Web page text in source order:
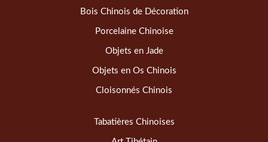
Bois Chinois de Décoration
Porcelaine Chinoise
Objets en Jade
Objets en Os Chinois
Cloisonnés Chinois
Tabatières Chinoises